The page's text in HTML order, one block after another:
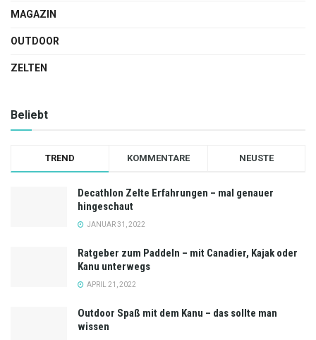
MAGAZIN
OUTDOOR
ZELTEN
Beliebt
TREND KOMMENTARE NEUSTE
Decathlon Zelte Erfahrungen – mal genauer
hingeschaut
JANUAR 31, 2022
Ratgeber zum Paddeln – mit Canadier, Kajak oder
Kanu unterwegs
APRIL 21, 2022
Outdoor Spaß mit dem Kanu – das sollte man
wissen